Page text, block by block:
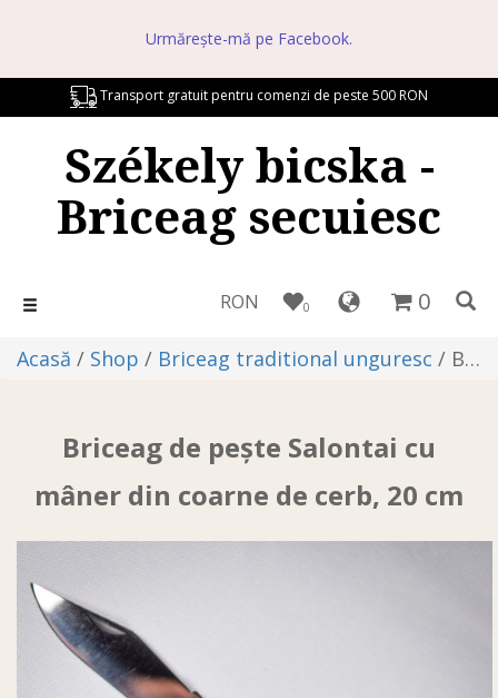
Urmărește-mă pe Facebook.
Transport gratuit pentru comenzi de peste 500 RON
Székely bicska -
Briceag secuiesc
Toggle
0
0
RON
Acasă / Shop / Briceag traditional unguresc / Briceag de pește Salontai cu mâner din coarne de cerb, 20 cm
Briceag de pește Salontai cu
mâner din coarne de cerb, 20 cm